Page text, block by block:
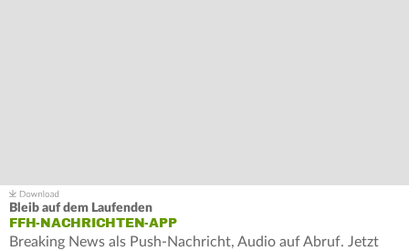
Bleib auf dem Laufenden
FFH-NACHRICHTEN-APP
Breaking News als Push-Nachricht, Audio auf Abruf. Jetzt